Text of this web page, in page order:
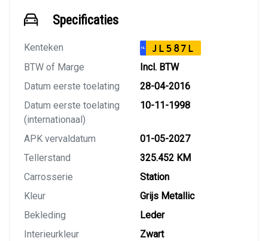
Specificaties
Kenteken NL JL587L
BTW of Marge
Incl. BTW
Datum eerste toelating
28-04-2016
Datum eerste toelating
(internationaal)
10-11-1998
APK vervaldatum
01-05-2027
Tellerstand
325.452 KM
Carrosserie
Station
Kleur
Grijs Metallic
Bekleding
Leder
Interieurkleur
Zwart